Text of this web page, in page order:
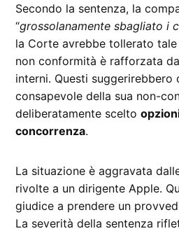
Secondo la sentenza, la
“grossolanamente sbagliato i
la Corte avrebbe tollerato tale
non conformità è rafforzata
interni. Questi suggerirebbero
consapevole della sua non-
deliberatamente scelto
concorrenza.
La situazione è aggravata
rivolte a un dirigente Apple.
giudice a prendere un
La severità della sentenza